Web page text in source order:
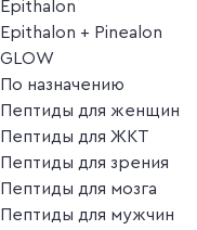
Epithalon
Epithalon + Pinealon
GLOW
По назначению
Пептиды для женщин
Пептиды для ЖКТ
Пептиды для зрения
Пептиды для мозга
Пептиды для мужчин